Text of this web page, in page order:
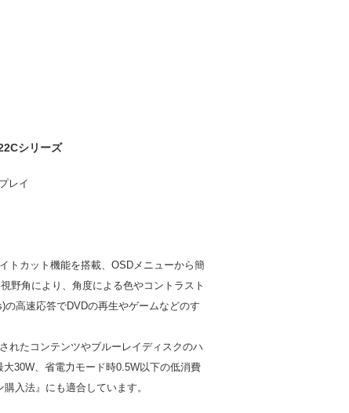
シリーズ
レイ
トカット機能を搭載、OSDメニューから簡
野角により、角度による色やコントラスト
高速応答でDVDの再生やゲームなどのす
れたコンテンツやブルーレイディスクのハ
30W、省電力モード時0.5W以下の低消費
入法』にも適合しています。